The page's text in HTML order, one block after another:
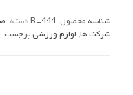
شناسه محصول: B-444دسته:
شرکت ها, لوازم ورزشیبرچسب: